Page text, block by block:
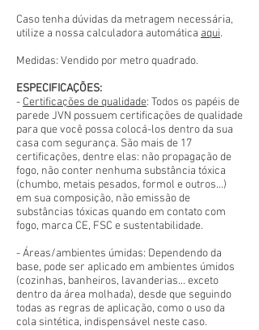
Caso tenha dúvidas da metragem necessária,
utilize a nossa calculadora automática aqui.
Medidas: Vendido por metro quadrado.
ESPECIFICAÇÕES:
- Certificações de qualidade: Todos os papéis de
parede JVN possuem certificações de qualidade
para que você possa colocá-los dentro da sua
casa com segurança. São mais de 17
certificações, dentre elas: não propagação de
fogo, não conter nenhuma substância tóxica
(chumbo, metais pesados, formol e outros...)
em sua composição, não emissão de
substâncias tóxicas quando em contato com
fogo, marca CE, FSC e sustentabilidade.
- Áreas/ambientes úmidas: Dependendo da
base, pode ser aplicado em ambientes úmidos
(cozinhas, banheiros, lavanderias... exceto
dentro da área molhada), desde que seguindo
todas as regras de aplicação, como o uso da
cola sintética, indispensável neste caso.